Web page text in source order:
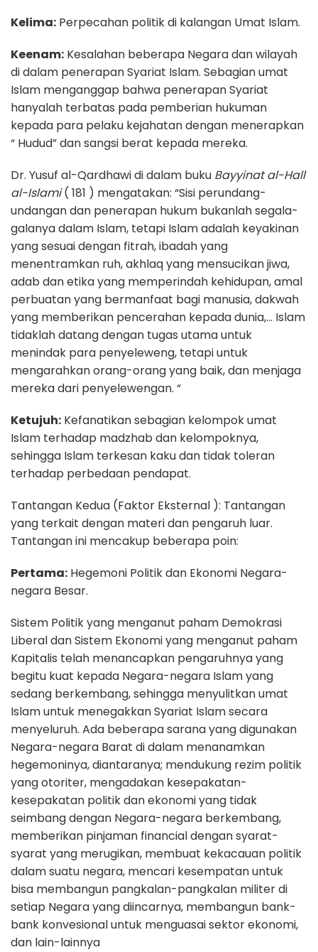
Kelima: Perpecahan politik di kalangan Umat Islam.
Keenam: Kesalahan beberapa Negara dan wilayah
di dalam penerapan Syariat Islam. Sebagian umat
Islam menganggap bahwa penerapan Syariat
hanyalah terbatas pada pemberian hukuman
kepada para pelaku kejahatan dengan menerapkan
“ Hudud” dan sangsi berat kepada mereka.
Dr. Yusuf al-Qardhawi di dalam buku Bayyinat al-Hall
al-Islami( 181 ) mengatakan: “Sisi perundang-
undangan dan penerapan hukum bukanlah segala-
galanya dalam Islam, tetapi Islam adalah keyakinan
yang sesuai dengan fitrah, ibadah yang
menentramkan ruh, akhlaq yang mensucikan jiwa,
adab dan etika yang memperindah kehidupan, amal
perbuatan yang bermanfaat bagi manusia, dakwah
yang memberikan pencerahan kepada dunia,… Islam
tidaklah datang dengan tugas utama untuk
menindak para penyeleweng, tetapi untuk
mengarahkan orang-orang yang baik, dan menjaga
mereka dari penyelewengan. “
Ketujuh: Kefanatikan sebagian kelompok umat
Islam terhadap madzhab dan kelompoknya,
sehingga Islam terkesan kaku dan tidak toleran
terhadap perbedaan pendapat.
Tantangan Kedua (Faktor Eksternal ): Tantangan
yang terkait dengan materi dan pengaruh luar.
Tantangan ini mencakup beberapa poin:
Pertama: Hegemoni Politik dan Ekonomi Negara-
negara Besar.
Sistem Politik yang menganut paham Demokrasi
Liberal dan Sistem Ekonomi yang menganut paham
Kapitalis telah menancapkan pengaruhnya yang
begitu kuat kepada Negara-negara Islam yang
sedang berkembang, sehingga menyulitkan umat
Islam untuk menegakkan Syariat Islam secara
menyeluruh. Ada beberapa sarana yang digunakan
Negara-negara Barat di dalam menanamkan
hegemoninya, diantaranya; mendukung rezim politik
yang otoriter, mengadakan kesepakatan-
kesepakatan politik dan ekonomi yang tidak
seimbang dengan Negara-negara berkembang,
memberikan pinjaman financial dengan syarat-
syarat yang merugikan, membuat kekacauan politik
dalam suatu negara, mencari kesempatan untuk
bisa membangun pangkalan-pangkalan militer di
setiap Negara yang diincarnya, membangun bank-
bank konvesional untuk menguasai sektor ekonomi,
dan lain-lainnya